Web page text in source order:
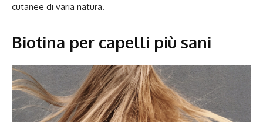
cutanee di varia natura.
Biotina per capelli più sani